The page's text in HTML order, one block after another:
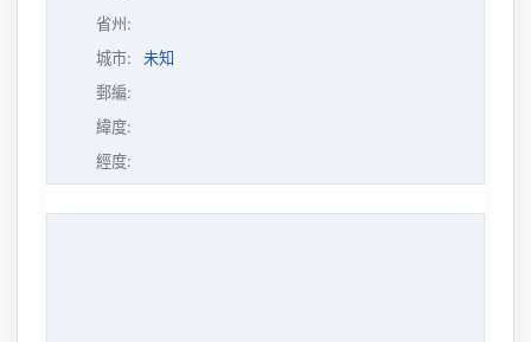
省州:
城市:
未知
郵編:
緯度:
經度: